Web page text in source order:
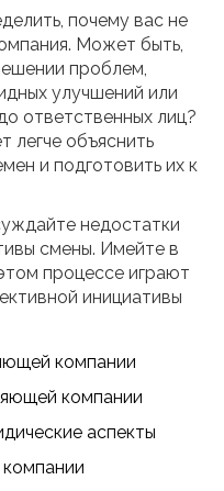
почему вас не
Может быть,
проблем,
улучшений или
ответственных лиц?
легче объяснить
и подготовить их к
недостатки
смены. Имейте в
процессе играют
инициативы
компании
компании
аспекты